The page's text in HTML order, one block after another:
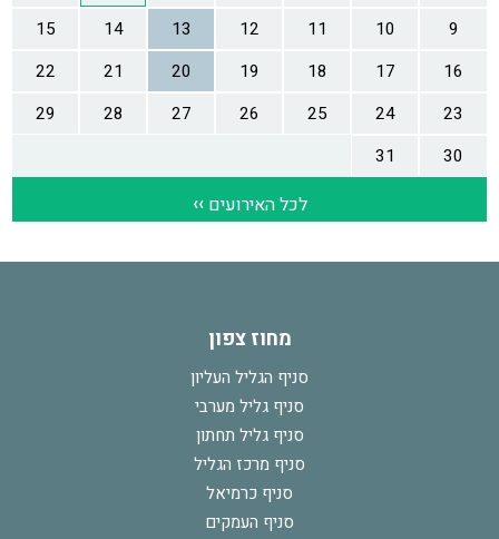
מחוז צפון
סניף הגליל העליון
סניף גליל מערבי
סניף גליל תחתון
סניף מרכז הגליל
סניף כרמיאל
סניף העמקים